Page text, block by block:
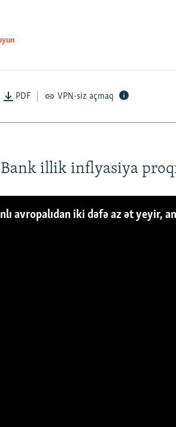
PDF VPN-siz açmaq
illik inflyasiya